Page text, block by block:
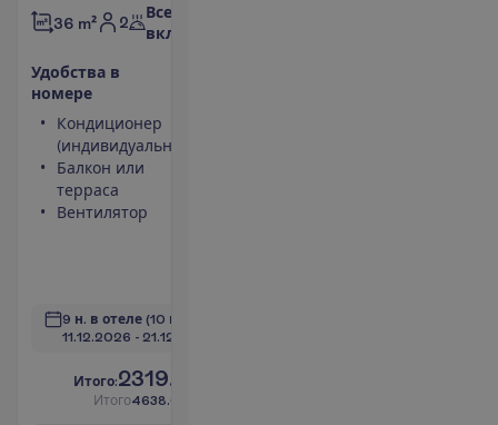
36 m² 2
Все
включено
Удобства в
номере
Кондиционер
(индивидуальный)
Балкон или
терраса
Вентилятор
9 н. в отеле (10 н. всего)
11.12.2026 - 21.12.2026
И того:2319.00
Итого4638.00